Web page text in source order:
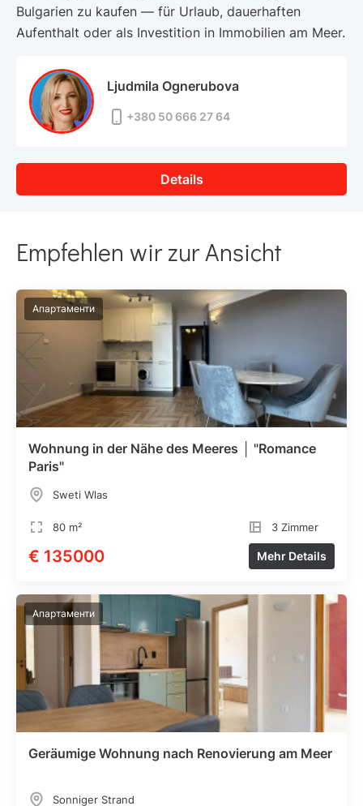
Bulgarien zu kaufen — für Urlaub, dauerhaften
Aufenthalt oder als Investition in Immobilien am Meer.
Ljudmila Ognerubova
+380 50 666 27 64
Details
Empfehlen wir zur Ansicht
Апартаменти
Wohnung in der Nähe des Meeres │ "Romance
Paris"
Sweti Wlas
80 m² 3 Zimmer
€ 135000 Mehr Details
Апартаменти
Geräumige Wohnung nach Renovierung am Meer
Sonniger Strand